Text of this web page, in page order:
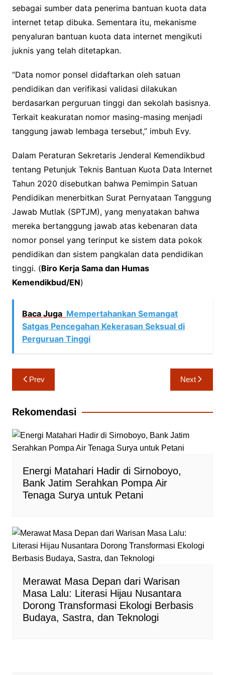
sebagai sumber data penerima bantuan kuota data
internet tetap dibuka. Sementara itu, mekanisme
penyaluran bantuan kuota data internet mengikuti
juknis yang telah ditetapkan.
“Data nomor ponsel didaftarkan oleh satuan
pendidikan dan verifikasi validasi dilakukan
berdasarkan perguruan tinggi dan sekolah basisnya.
Terkait keakuratan nomor masing-masing menjadi
tanggung jawab lembaga tersebut,” imbuh Evy.
Dalam Peraturan Sekretaris Jenderal Kemendikbud
tentang Petunjuk Teknis Bantuan Kuota Data Internet
Tahun 2020 disebutkan bahwa Pemimpin Satuan
Pendidikan menerbitkan Surat Pernyataan Tanggung
Jawab Mutlak (SPTJM), yang menyatakan bahwa
mereka bertanggung jawab atas kebenaran data
nomor ponsel yang terinput ke sistem data pokok
pendidikan dan sistem pangkalan data pendidikan
tinggi. (Biro Kerja Sama dan Humas
Kemendikbud/EN)
Baca Juga Mempertahankan Semangat
Satgas Pencegahan Kekerasan Seksual di
Perguruan Tinggi
Navigasi
pos
Prev Next
Rekomendasi
Energi Matahari Hadir di Sirnoboyo,
Bank Jatim Serahkan Pompa Air
Tenaga Surya untuk Petani
Merawat Masa Depan dari Warisan
Masa Lalu: Literasi Hijau Nusantara
Dorong Transformasi Ekologi Berbasis
Budaya, Sastra, dan Teknologi